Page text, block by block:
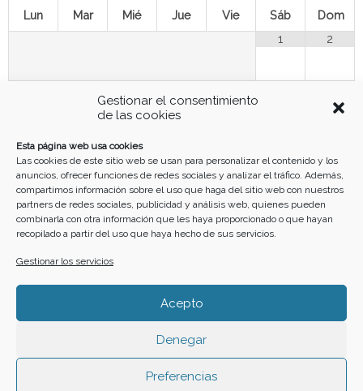
Gestionar el consentimiento
de las cookies
Esta página web usa cookies
Las cookies de este sitio web se usan para personalizar el contenido y los
anuncios, ofrecer funciones de redes sociales y analizar el tráfico. Además,
compartimos información sobre el uso que haga del sitio web con nuestros
partners de redes sociales, publicidad y análisis web, quienes pueden
combinarla con otra información que les haya proporcionado o que hayan
recopilado a partir del uso que haya hecho de sus servicios.
Gestionar los servicios
Acepto
Denegar
Preferencias
Lun Mar Mié Jue Vie Sáb
Dom
1
2
10 11 12
17 18 19 20 21 22 23
24 25 26 27 28 29
31
Funciona gracias a